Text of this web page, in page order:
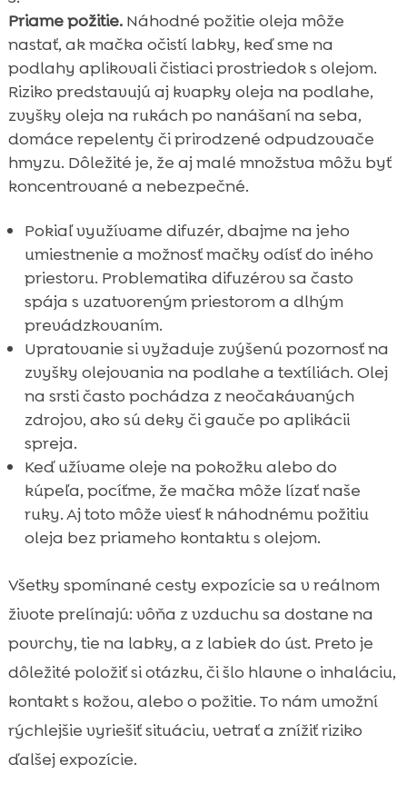
Priame požitie.Náhodné požitie oleja môže
nastať, ak mačka očistí labky, keď sme na
podlahy aplikovali čistiaci prostriedok s olejom.
Riziko predstavujú aj kvapky oleja na podlahe,
zvyšky oleja na rukách po nanášaní na seba,
domáce repelenty či prirodzené odpudzovače
hmyzu. Dôležité je, že aj malé množstva môžu byť
koncentrované a nebezpečné.
Pokiaľ využívame difuzér, dbajme na jeho
umiestnenie a možnosť mačky odísť do iného
priestoru. Problematika difuzérov sa často
spája s uzatvoreným priestorom a dlhým
prevádzkovaním.
Upratovanie si vyžaduje zvýšenú pozornosť na
zvyšky olejovania na podlahe a textíliách. Olej
na srsti často pochádza z neočakávaných
zdrojov, ako sú deky či gauče po aplikácii
spreja.
Keď užívame oleje na pokožku alebo do
kúpeľa, pocíťme, že mačka môže lízať naše
ruky. Aj toto môže viesť k náhodnému požitiu
oleja bez priameho kontaktu s olejom.
Všetky spomínané cesty expozície sa v reálnom
živote prelínajú: vôňa z vzduchu sa dostane na
povrchy, tie na labky, a z labiek do úst. Preto je
dôležité položiť si otázku, či šlo hlavne o inhaláciu,
kontakt s kožou, alebo o požitie. To nám umožní
rýchlejšie vyriešiť situáciu, vetrať a znížiť riziko
ďalšej expozície.